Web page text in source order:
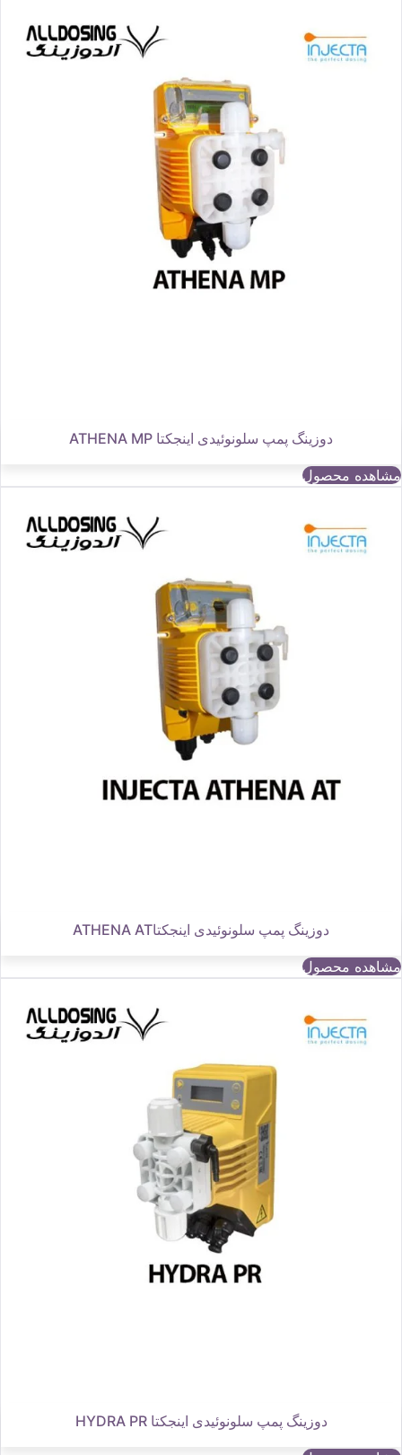
دوزینگ پمپ سلونوئیدی اینجکتا ATHENA MP
مشاهده محصول
دوزینگ پمپ سلونوئیدی اینجکتاATHENA AT
مشاهده محصول
دوزینگ پمپ سلونوئیدی اینجکتا HYDRA PR